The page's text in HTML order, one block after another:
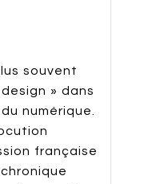
souvent
» dans
numérique.
française